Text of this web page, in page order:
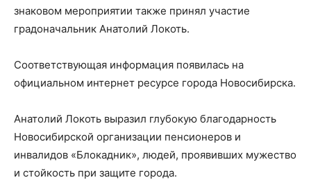
знаковом мероприятии также принял участие
градоначальник Анатолий Локоть.
Соответствующая информация появилась на
официальном интернет ресурсе города Новосибирска.
Анатолий Локоть выразил глубокую благодарность
Новосибирской организации пенсионеров и
инвалидов «Блокадник», людей, проявивших мужество
и стойкость при защите города.